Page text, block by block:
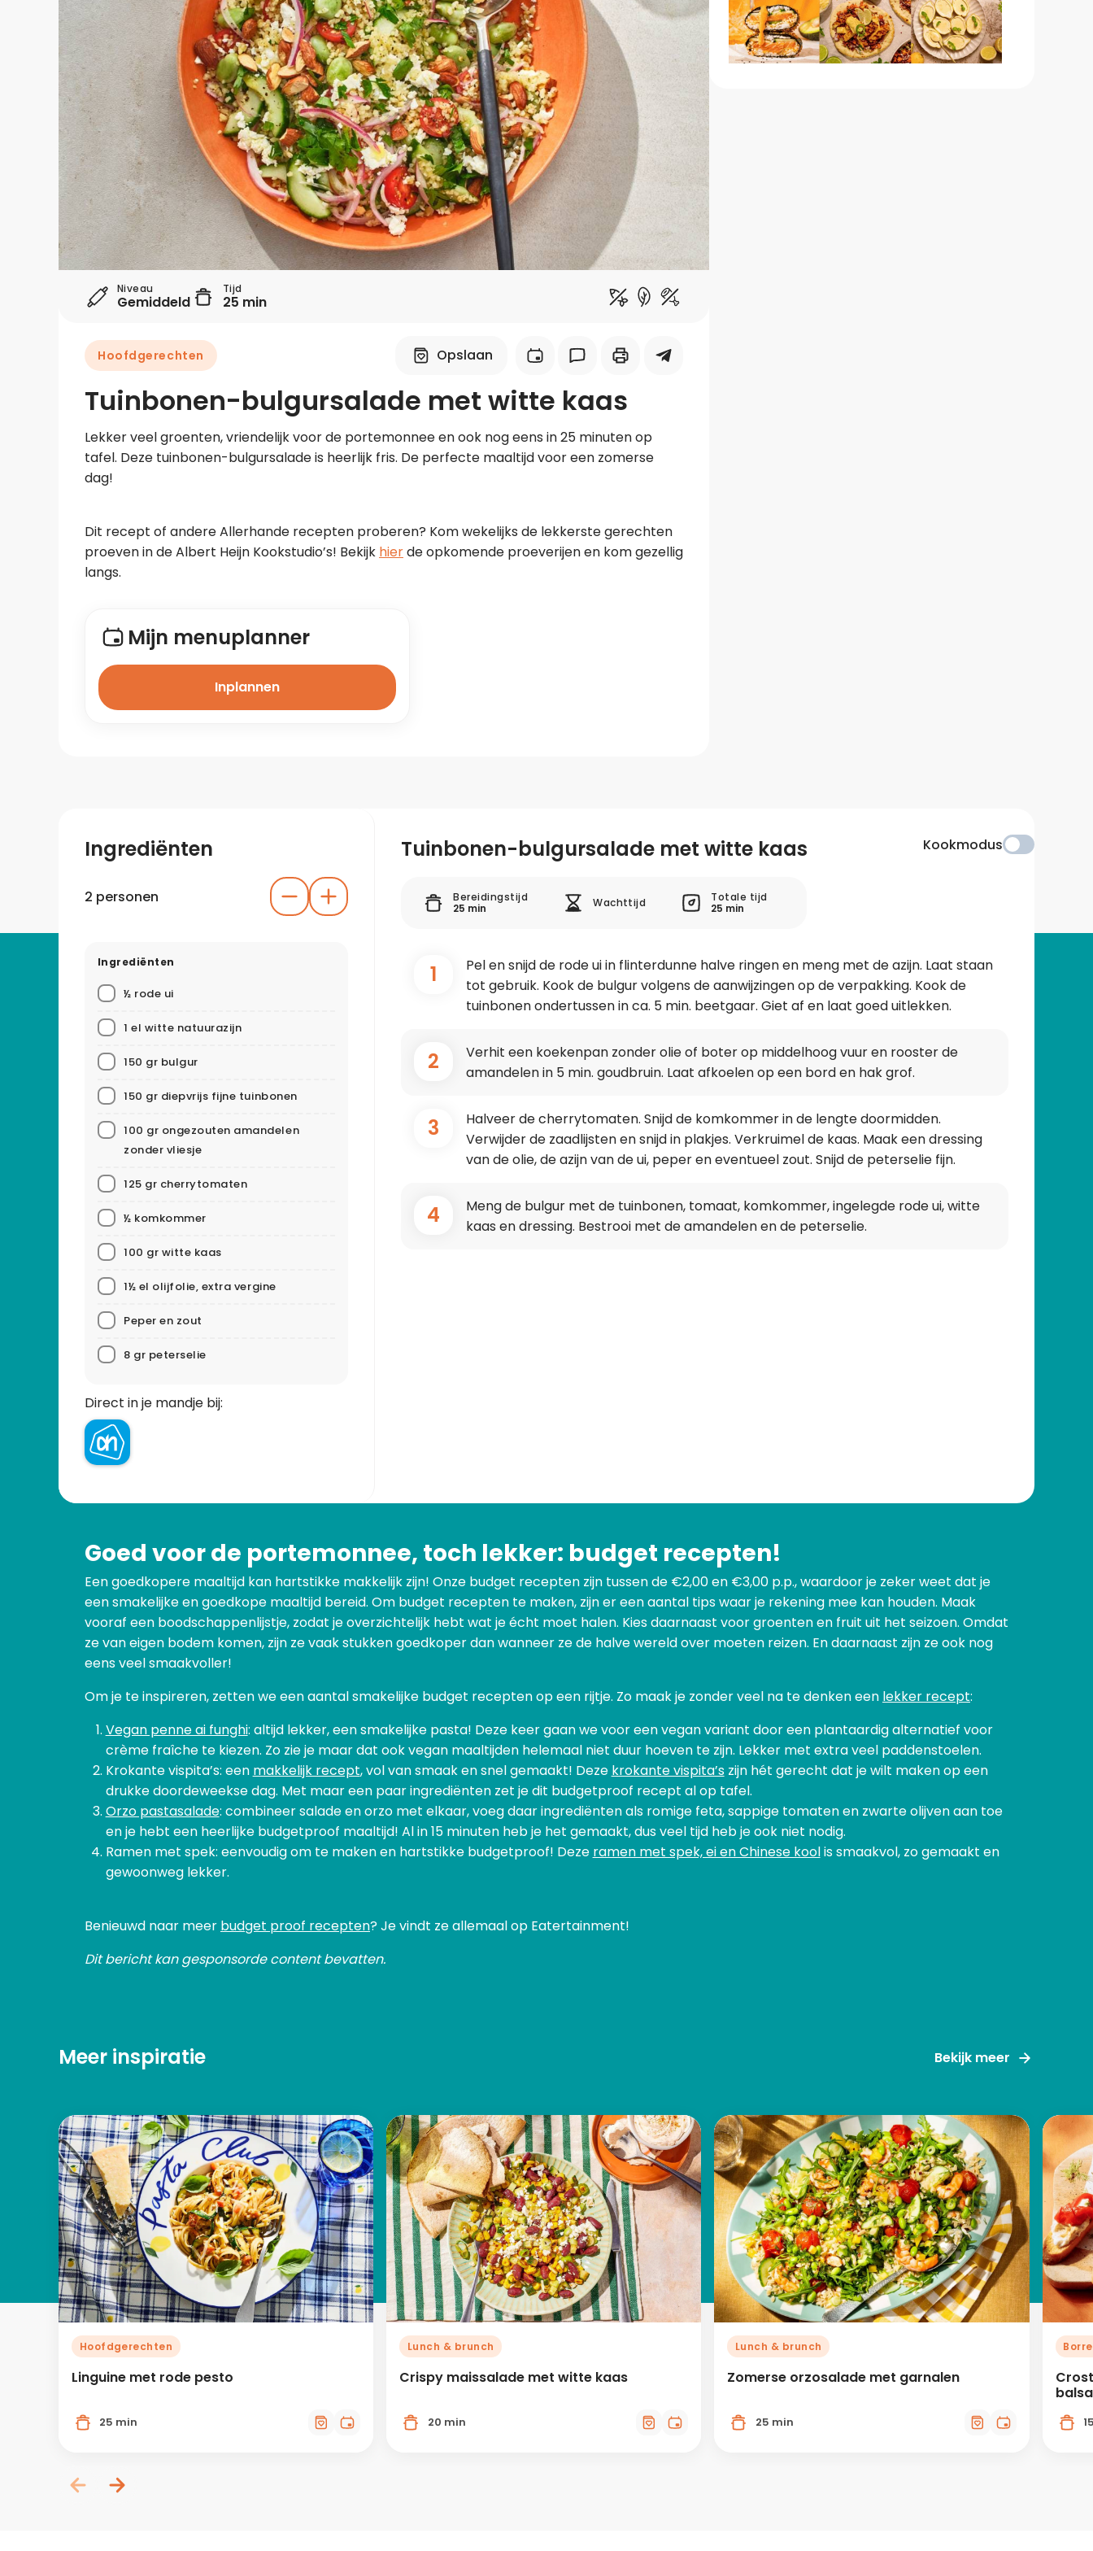
Midden-Oosters
Kooktips & blogs
Leer koken als een chef
Kooktips & blogs
Niveau
Gemiddeld
Tijd
25 min
Hoofdgerechten Opslaan
Tuinbonen-bulgursalade met witte kaas
Lekker veel groenten, vriendelijk voor de portemonnee en ook nog eens in 25 minuten op
tafel. Deze tuinbonen-bulgursalade is heerlijk fris. De perfecte maaltijd voor een zomerse
dag!
Dit recept of andere Allerhande recepten proberen? Kom wekelijks de lekkerste gerechten
proeven in de Albert Heijn Kookstudio’s! Bekijk hier de opkomende proeverijen en kom gezellig
langs.
Mijn menuplanner
Inplannen
Ingrediënten
2 personen
Ingrediënten
½ rode ui
1 el witte natuurazijn
150 gr bulgur
150 gr diepvrijs fijne tuinbonen
100 gr ongezouten amandelen
zonder vliesje
125 gr cherrytomaten
½ komkommer
100 gr witte kaas
1½ el olijfolie, extra vergine
Peper en zout
8 gr peterselie
Direct in je mandje bij:
Tuinbonen-bulgursalade met witte kaas Kookmodus
Bereidingstijd
25 min
Wachttijd
Totale tijd
25 min
1
Pel en snijd de rode ui in flinterdunne halve ringen en meng met de azijn. Laat staan
tot gebruik. Kook de bulgur volgens de aanwijzingen op de verpakking. Kook de
tuinbonen ondertussen in ca. 5 min. beetgaar. Giet af en laat goed uitlekken.
2
Verhit een koekenpan zonder olie of boter op middelhoog vuur en rooster de
amandelen in 5 min. goudbruin. Laat afkoelen op een bord en hak grof.
3
Halveer de cherrytomaten. Snijd de komkommer in de lengte doormidden.
Verwijder de zaadlijsten en snijd in plakjes. Verkruimel de kaas. Maak een dressing
van de olie, de azijn van de ui, peper en eventueel zout. Snijd de peterselie fijn.
4
Meng de bulgur met de tuinbonen, tomaat, komkommer, ingelegde rode ui, witte
kaas en dressing. Bestrooi met de amandelen en de peterselie.
Goed voor de portemonnee, toch lekker: budget recepten!
Een goedkopere maaltijd kan hartstikke makkelijk zijn! Onze budget recepten zijn tussen de €2,00 en €3,00 p.p., waardoor je zeker weet dat je
een smakelijke en goedkope maaltijd bereid. Om budget recepten te maken, zijn er een aantal tips waar je rekening mee kan houden. Maak
vooraf een boodschappenlijstje, zodat je overzichtelijk hebt wat je écht moet halen. Kies daarnaast voor groenten en fruit uit het seizoen. Omdat
ze van eigen bodem komen, zijn ze vaak stukken goedkoper dan wanneer ze de halve wereld over moeten reizen. En daarnaast zijn ze ook nog
eens veel smaakvoller!
Om je te inspireren, zetten we een aantal smakelijke budget recepten op een rijtje. Zo maak je zonder veel na te denken een lekker recept:
Vegan penne ai funghi: altijd lekker, een smakelijke pasta! Deze keer gaan we voor een vegan variant door een plantaardig alternatief voor
crème fraîche te kiezen. Zo zie je maar dat ook vegan maaltijden helemaal niet duur hoeven te zijn. Lekker met extra veel paddenstoelen.
Krokante vispita’s: een makkelijk recept, vol van smaak en snel gemaakt! Deze krokante vispita’szijn hét gerecht dat je wilt maken op een
drukke doordeweekse dag. Met maar een paar ingrediënten zet je dit budgetproof recept al op tafel.
Orzo pastasalade: combineer salade en orzo met elkaar, voeg daar ingrediënten als romige feta, sappige tomaten en zwarte olijven aan toe
en je hebt een heerlijke budgetproof maaltijd! Al in 15 minuten heb je het gemaakt, dus veel tijd heb je ook niet nodig.
Ramen met spek: eenvoudig om te maken en hartstikke budgetproof! Deze ramen met spek, ei en Chinese koolis smaakvol, zo gemaakt en
gewoonweg lekker.
Benieuwd naar meer budget proof recepten? Je vindt ze allemaal op Eatertainment!
Dit bericht kan gesponsorde content bevatten.
Meer inspiratie Bekijk meer
Hoofdgerechten
Linguine met rode pesto
25 min
Lunch & brunch
Crispy maissalade met witte kaas
20 min
Lunch & brunch
Zomerse orzosalade met garnalen
25 min